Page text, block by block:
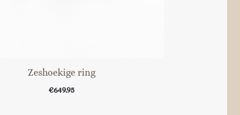
Zeshoekige ring
€649.95